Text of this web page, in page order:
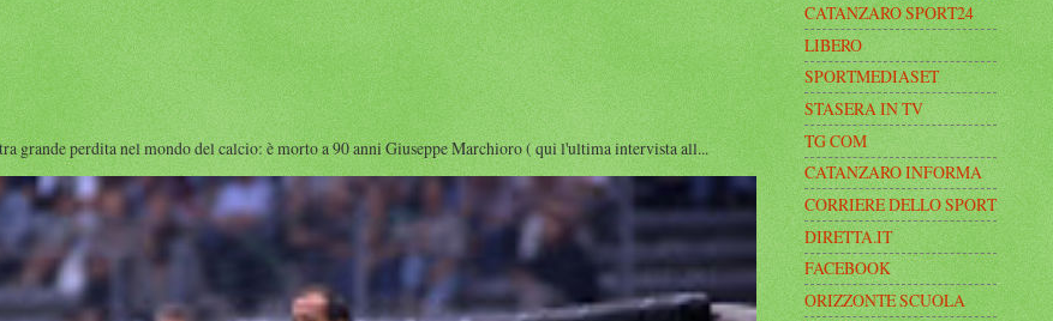
grande perdita nel mondo del calcio: è morto a 90 anni Giuseppe Marchioro ( qui l'ultima intervista all...
CATANZARO SPORT24
LIBERO
SPORTMEDIASET
STASERA IN TV
TG COM
CATANZARO INFORMA
CORRIERE DELLO SPORT
DIRETTA.IT
FACEBOOK
ORIZZONTE SCUOLA